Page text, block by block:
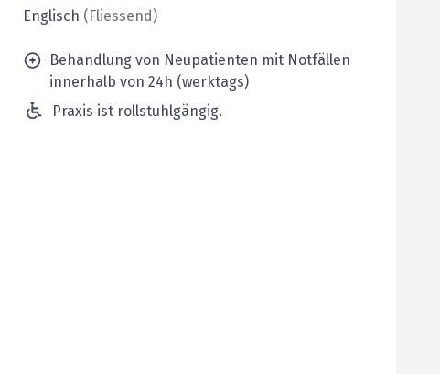
Englisch (Fliessend)
Behandlung von Neupatienten mit Notfällen
innerhalb von 24h (werktags)
Praxis ist rollstuhlgängig.